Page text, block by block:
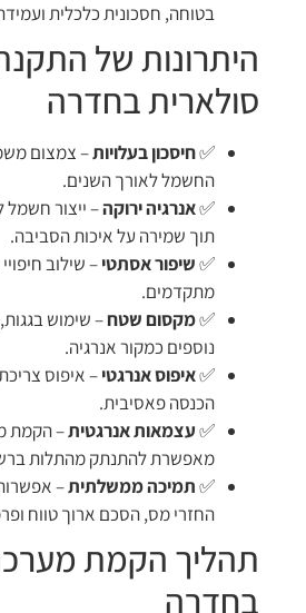
בטוחה, חסכונית כלכלית
היתרונות של
סולארית בחדרה
✅חיסכון בעלויות– צמצום
החשמל לאורך השנים.
✅אנרגיה ירוקה– ייצור חשמל
תוך שמירה על איכות הסביבה.
✅שיפור אסתטי– שילוב חיפויי
מתקדמים.
✅מקסום שטח– שימוש בגגות,
נוספים כמקור אנרגיה.
✅איפוס אנרגטי– איפוס
הכנסה פאסיבית.
✅עצמאות אנרגטית– הקמת
מאפשרת להתנתק מהתלות
✅תמיכה ממשלתית–
החזרי מס, הסכם ארוך טווח
תהליך הקמת
בחדרה